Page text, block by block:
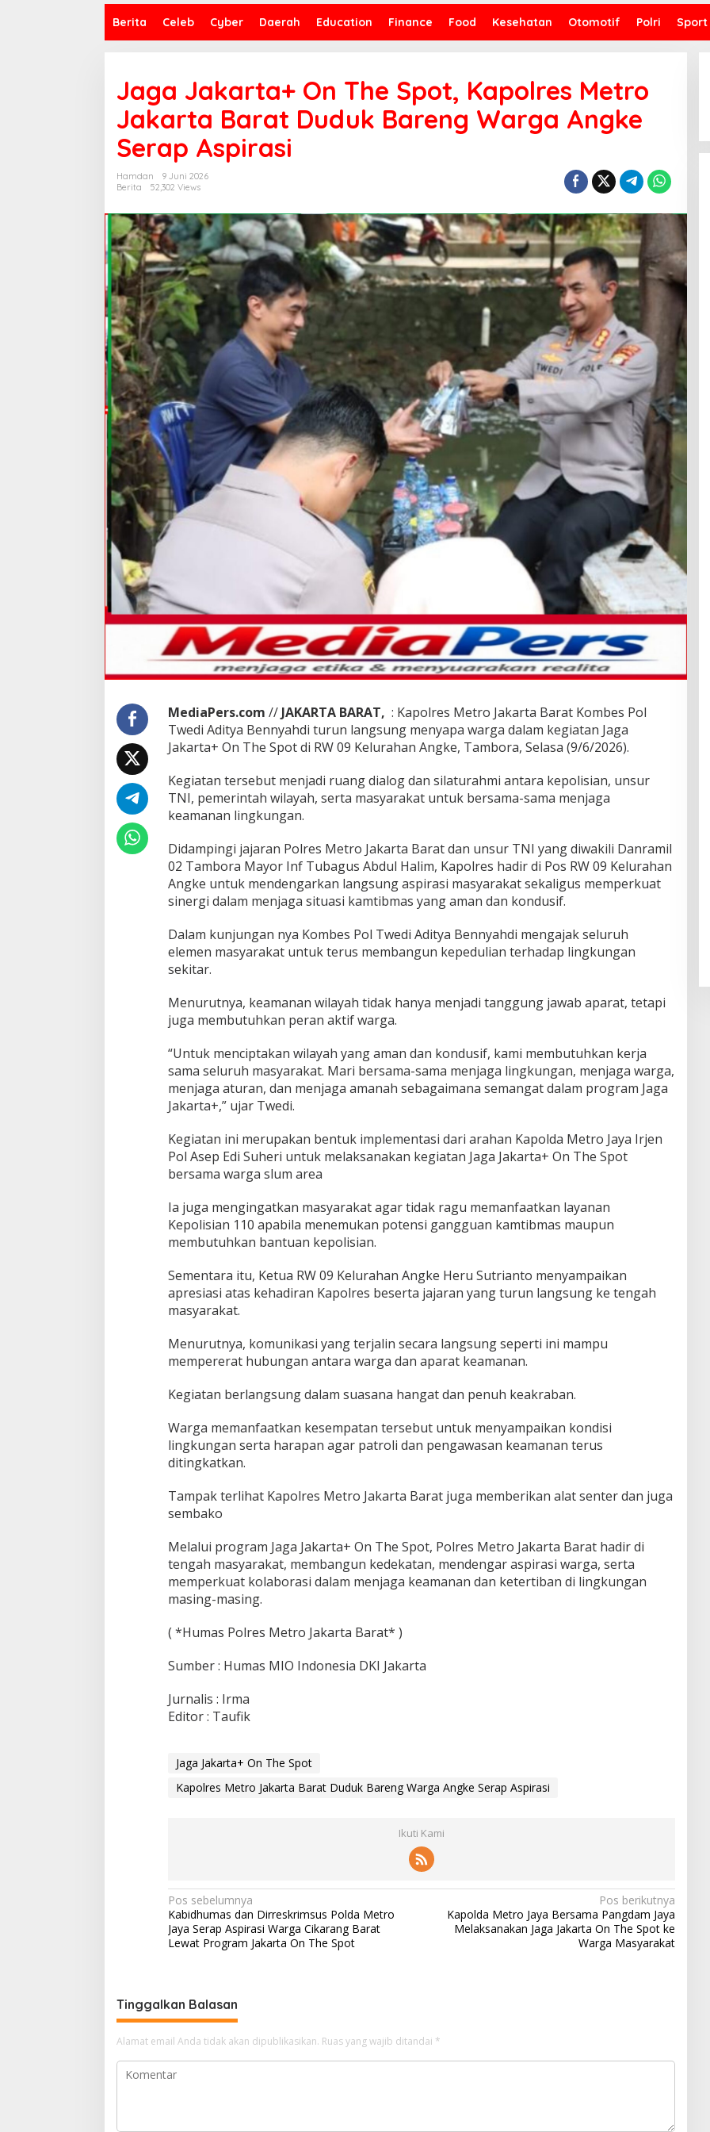
Berita Celeb Cyber Daerah Education Finance Food Kesehatan Otomotif Polri Sport
Jaga Jakarta+ On The Spot, Kapolres Metro
Jakarta Barat Duduk Bareng Warga Angke
Serap Aspirasi
Hamdan
9 Juni 2026
Berita
52,302 Views
MediaPers.com // JAKARTA BARAT, : Kapolres Metro Jakarta Barat Kombes Pol
Twedi Aditya Bennyahdi turun langsung menyapa warga dalam kegiatan Jaga
Jakarta+ On The Spot di RW 09 Kelurahan Angke, Tambora, Selasa (9/6/2026).
Kegiatan tersebut menjadi ruang dialog dan silaturahmi antara kepolisian, unsur
TNI, pemerintah wilayah, serta masyarakat untuk bersama-sama menjaga
keamanan lingkungan.
Didampingi jajaran Polres Metro Jakarta Barat dan unsur TNI yang diwakili Danramil
02 Tambora Mayor Inf Tubagus Abdul Halim, Kapolres hadir di Pos RW 09 Kelurahan
Angke untuk mendengarkan langsung aspirasi masyarakat sekaligus memperkuat
sinergi dalam menjaga situasi kamtibmas yang aman dan kondusif.
Dalam kunjungan nya Kombes Pol Twedi Aditya Bennyahdi mengajak seluruh
elemen masyarakat untuk terus membangun kepedulian terhadap lingkungan
sekitar.
Menurutnya, keamanan wilayah tidak hanya menjadi tanggung jawab aparat, tetapi
juga membutuhkan peran aktif warga.
“Untuk menciptakan wilayah yang aman dan kondusif, kami membutuhkan kerja
sama seluruh masyarakat. Mari bersama-sama menjaga lingkungan, menjaga warga,
menjaga aturan, dan menjaga amanah sebagaimana semangat dalam program Jaga
Jakarta+,” ujar Twedi.
Kegiatan ini merupakan bentuk implementasi dari arahan Kapolda Metro Jaya Irjen
Pol Asep Edi Suheri untuk melaksanakan kegiatan Jaga Jakarta+ On The Spot
bersama warga slum area
Ia juga mengingatkan masyarakat agar tidak ragu memanfaatkan layanan
Kepolisian 110 apabila menemukan potensi gangguan kamtibmas maupun
membutuhkan bantuan kepolisian.
Sementara itu, Ketua RW 09 Kelurahan Angke Heru Sutrianto menyampaikan
apresiasi atas kehadiran Kapolres beserta jajaran yang turun langsung ke tengah
masyarakat.
Menurutnya, komunikasi yang terjalin secara langsung seperti ini mampu
mempererat hubungan antara warga dan aparat keamanan.
Kegiatan berlangsung dalam suasana hangat dan penuh keakraban.
Warga memanfaatkan kesempatan tersebut untuk menyampaikan kondisi
lingkungan serta harapan agar patroli dan pengawasan keamanan terus
ditingkatkan.
Tampak terlihat Kapolres Metro Jakarta Barat juga memberikan alat senter dan juga
sembako
Melalui program Jaga Jakarta+ On The Spot, Polres Metro Jakarta Barat hadir di
tengah masyarakat, membangun kedekatan, mendengar aspirasi warga, serta
memperkuat kolaborasi dalam menjaga keamanan dan ketertiban di lingkungan
masing-masing.
( *Humas Polres Metro Jakarta Barat* )
Sumber : Humas MIO Indonesia DKI Jakarta
Jurnalis : Irma
Editor : Taufik
Jaga Jakarta+ On The Spot
Kapolres Metro Jakarta Barat Duduk Bareng Warga Angke Serap Aspirasi
Ikuti Kami
N
a
v
a
s
i
p
s
Pos sebelumnya
Kabidhumas dan Dirreskrimsus Polda Metro
Jaya Serap Aspirasi Warga Cikarang Barat
Lewat Program Jakarta On The Spot
Pos berikutnya
Kapolda Metro Jaya Bersama Pangdam Jaya
Melaksanakan Jaga Jakarta On The Spot ke
Warga Masyarakat
Tinggalkan Balasan
Alamat email Anda tidak akan dipublikasikan. Ruas yang wajib ditandai *